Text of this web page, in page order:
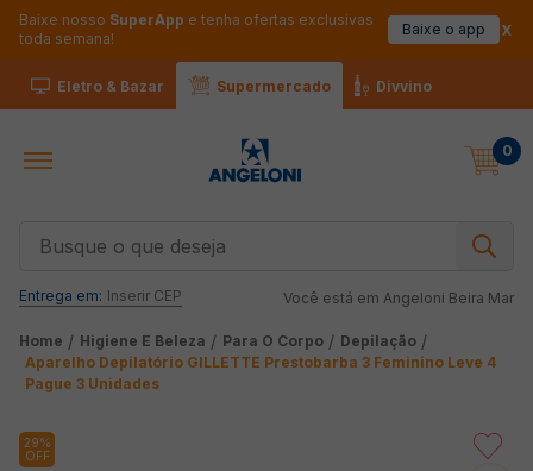
Baixe nosso SuperApp e tenha ofertas exclusivas
toda semana!
Baixe o app
Eletro & Bazar Supermercado Divvino
0
Você está em Angeloni Beira Mar
Entrega em: Inserir CEP
Higiene E Beleza Para O Corpo
Depilação
Aparelho Depilatório GILLETTE Prestobarba 3 Feminino Leve 4
Pague 3 Unidades
29%
OFF